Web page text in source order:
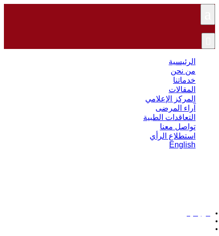
الرئيسية
من نحن
خدماتنا
المقالات
المركز الإعلامي
آراء المرضى
التعاقدات الطبية
تواصل معنا
استطلاع الرأي
English